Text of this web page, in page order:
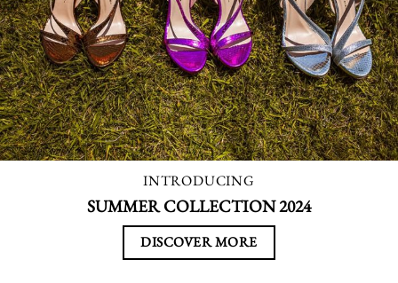
INTRODUCING
SUMMER COLLECTION 2024
DISCOVER MORE